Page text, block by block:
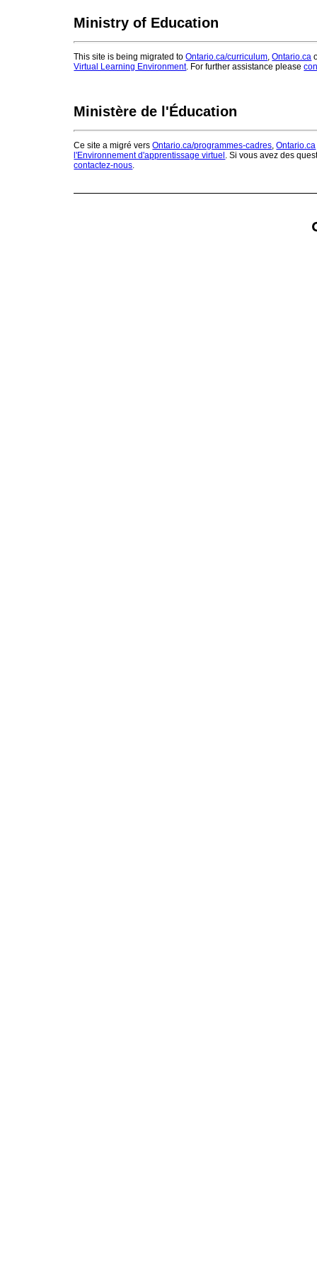
Ministry of Education
This site is being migrated toOntario.ca/curriculum ,Ontario.ca
Virtual Learning Environment. For further assistance please
Ministère de l'Éducation
Ce site a migré versOntario.ca/programmes-cadres ,Ontario.ca
l'Environnement d'apprentissage virtuel . Si vous avez des
contactez-nous